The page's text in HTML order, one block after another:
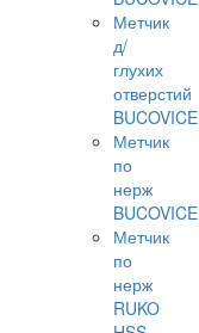
Метчик
д/
глухих
отверстий
BUCOVICE
Метчик
по
нерж
BUCOVICE
Метчик
по
нерж
RUKO